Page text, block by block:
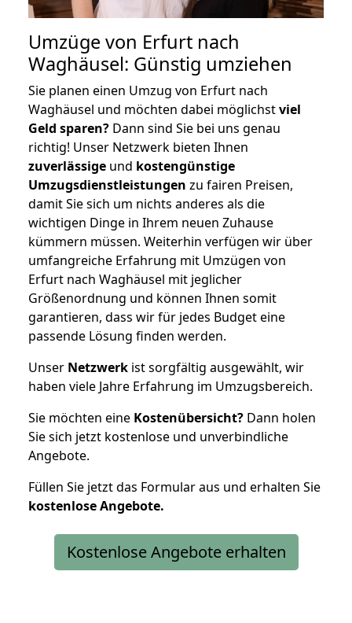
Umzüge von Erfurt nach
Waghäusel: Günstig umziehen
Sie planen einen Umzug von Erfurt nach
Waghäusel und möchten dabei möglichstviel
Geld sparen? Dann sind Sie bei uns genau
richtig! Unser Netzwerk bieten Ihnen
zuverlässige und kostengünstige
Umzugsdienstleistungen zu fairen Preisen,
damit Sie sich um nichts anderes als die
wichtigen Dinge in Ihrem neuen Zuhause
kümmern müssen. Weiterhin verfügen wir über
umfangreiche Erfahrung mit Umzügen von
Erfurt nach Waghäusel mit jeglicher
Größenordnung und können Ihnen somit
garantieren, dass wir für jedes Budget eine
passende Lösung finden werden.
Unser Netzwerk ist sorgfältig ausgewählt, wir
haben viele Jahre Erfahrung im Umzugsbereich.
Sie möchten eine Kostenübersicht? Dann holen
Sie sich jetzt kostenlose und unverbindliche
Angebote.
Füllen Sie jetzt das Formular aus und erhalten Sie
kostenloseAngebote.
Kostenlose Angebote erhalten